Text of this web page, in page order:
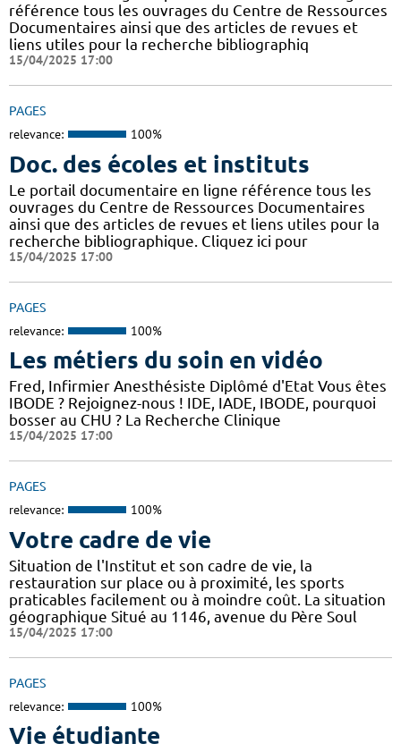
référence tous les ouvrages du Centre de Ressources
Documentaires ainsi que des articles de revues et
liens utiles pour la recherche bibliographiq
15/04/2025 17:00
PAGES
relevance: 100%
Doc. des écoles et instituts
Le portail documentaire en ligne référence tous les
ouvrages du Centre de Ressources Documentaires
ainsi que des articles de revues et liens utiles pour la
recherche bibliographique. Cliquez ici pour
15/04/2025 17:00
PAGES
relevance: 100%
Les métiers du soin en vidéo
Fred, Infirmier Anesthésiste Diplômé d'Etat Vous êtes
IBODE ? Rejoignez-nous ! IDE, IADE, IBODE, pourquoi
bosser au CHU ? La Recherche Clinique
15/04/2025 17:00
PAGES
relevance: 100%
Votre cadre de vie
Situation de l'Institut et son cadre de vie, la
restauration sur place ou à proximité, les sports
praticables facilement ou à moindre coût. La situation
géographique Situé au 1146, avenue du Père Soul
15/04/2025 17:00
PAGES
relevance: 100%
Vie étudiante